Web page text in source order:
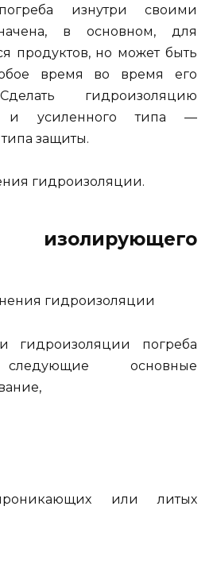
изнутри своими
в основном, для
продуктов, но может быть
время во время его
гидроизоляцию
и усиленного типа —
защиты.
гидроизоляции.
гидроизоляции погреба
следующие основные
или литых